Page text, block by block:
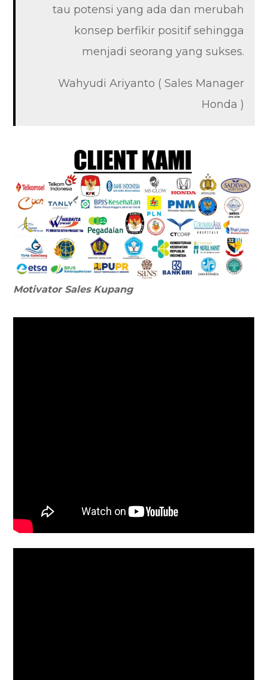
tau potensi yang ada dan merubah
konsep berfikir positif sehingga
menjadi seorang yang sukses.
Wahyudi Ariyanto ( Sales Manager
Honda )
Motivator Sales Kupang